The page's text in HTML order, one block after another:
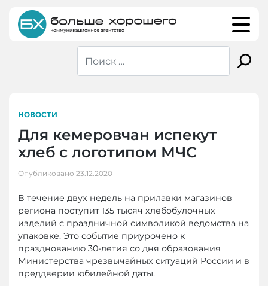
content
НОВОСТИ
Для кемеровчан испекут
хлеб с логотипом МЧС
Опубликовано 23.12.2020
В течение двух недель на прилавки магазинов
региона поступит 135 тысяч хлебобулочных
изделий с праздничной символикой ведомства на
упаковке. Это событие приурочено к
празднованию 30-летия со дня образования
Министерства чрезвычайных ситуаций России и в
преддверии юбилейной даты.